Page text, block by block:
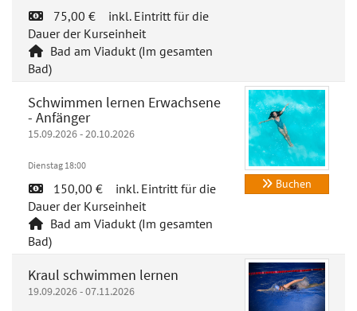
75,00 € inkl. Eintritt für die
Dauer der Kurseinheit
Bad am Viadukt (Im gesamten
Bad)
Schwimmen lernen Erwachsene
- Anfänger
15.09.2026 - 20.10.2026
Dienstag 18:00
150,00 € inkl. Eintritt für die
Dauer der Kurseinheit
Bad am Viadukt (Im gesamten
Bad)
Buchen
Kraul schwimmen lernen
19.09.2026 - 07.11.2026